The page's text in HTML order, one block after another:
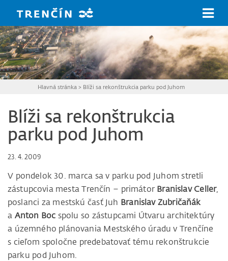
Hlavná stránka > Blíži sa rekonštrukcia parku pod Juhom
Blíži sa rekonštrukcia
parku pod Juhom
23. 4. 2009
V pondelok 30. marca sa v parku pod Juhom stretli
zástupcovia mesta Trenčín – primátor Branislav Celler,
poslanci za mestskú časť Juh Branislav Zubričaňák
a Anton Boc spolu so zástupcami Útvaru architektúry
a územného plánovania Mestského úradu v Trenčíne
s cieľom spoločne predebatovať tému rekonštrukcie
parku pod Juhom.